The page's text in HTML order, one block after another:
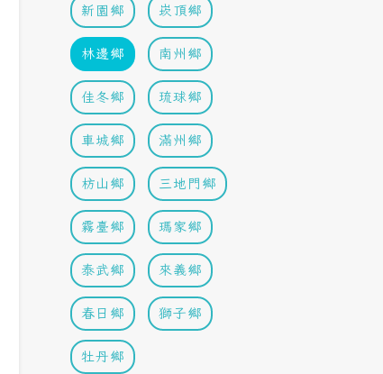
新園鄉 崁頂鄉
林邊鄉 南州鄉
佳冬鄉 琉球鄉
車城鄉 滿州鄉
枋山鄉 三地門鄉
霧臺鄉 瑪家鄉
泰武鄉 來義鄉
春日鄉 獅子鄉
牡丹鄉